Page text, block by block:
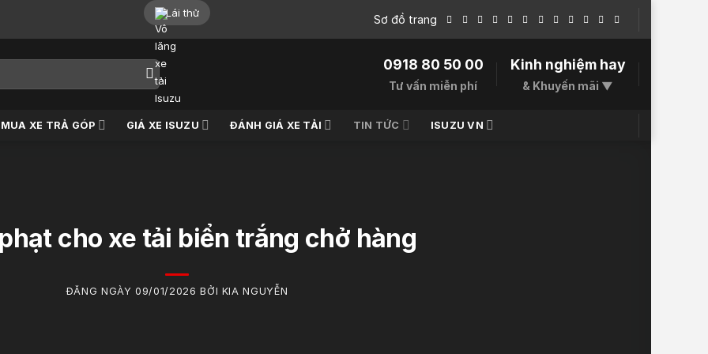
Lái thử Sơ đồ trang
0918 80 50 00
Tư vấn miễn phí
Kinh nghiệm hay
& Khuyến mãi ▼
MUA XE TRẢ GÓP GIÁ XE ISUZU ĐÁNH GIÁ XE TẢI TIN TỨC ISUZU VN
cho xe tải biển trắng chở hàng
ĐĂNG NGÀY 09/01/2026 BỞI KIA NGUYỄN